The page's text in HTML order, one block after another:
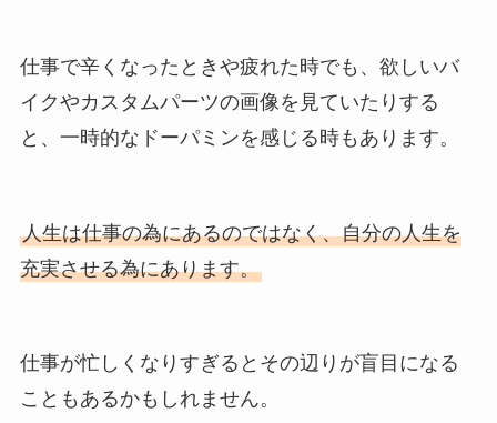
仕事で辛くなったときや疲れた時でも、欲しいバ
イクやカスタムパーツの画像を見ていたりする
と、一時的なドーパミンを感じる時もあります。
人生は仕事の為にあるのではなく、自分の人生を
充実させる為にあります。
仕事が忙しくなりすぎるとその辺りが盲目になる
こともあるかもしれません。